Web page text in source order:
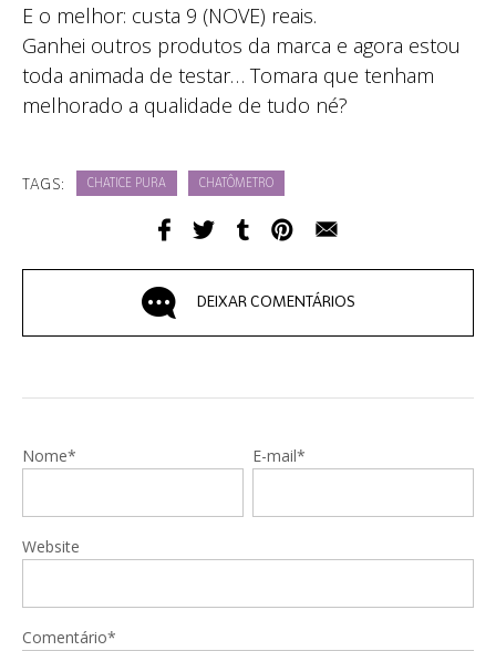
E o melhor: custa 9 (NOVE) reais.
Ganhei outros produtos da marca e agora estou
toda animada de testar… Tomara que tenham
melhorado a qualidade de tudo né?
TAGS: CHATICE PURA CHATÔMETRO
DEIXAR COMENTÁRIOS
Nome* E-mail*
Website
Comentário*